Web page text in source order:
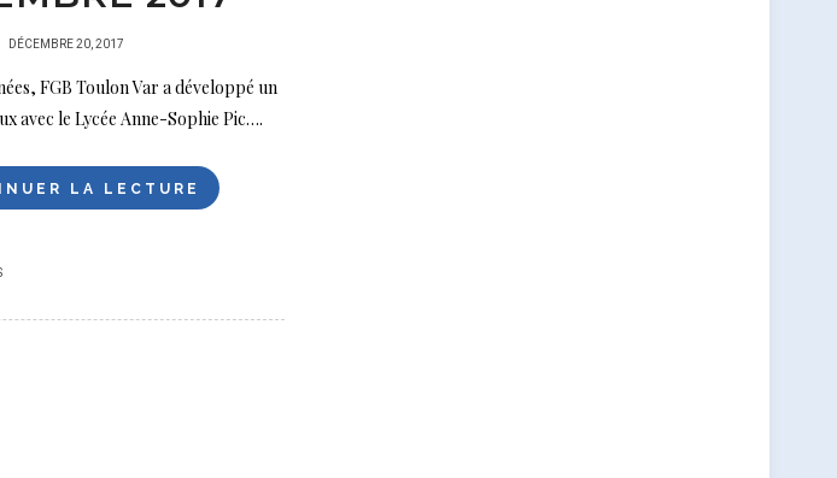
PUBLIÉ
SUR
DÉCEMBRE 20, 2017
FGB Toulon Var a développé un
avec le Lycée Anne-Sophie Pic….
LA LECTURE